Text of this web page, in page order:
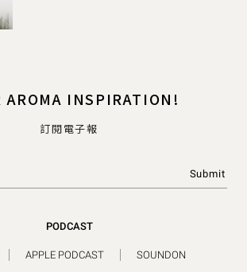
AROMA INSPIRATION!
訂閱電子報
PODCAST
SOUNDON
APPLE PODCAST